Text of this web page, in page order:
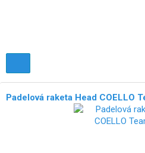
Padelová raketa Head COELLO